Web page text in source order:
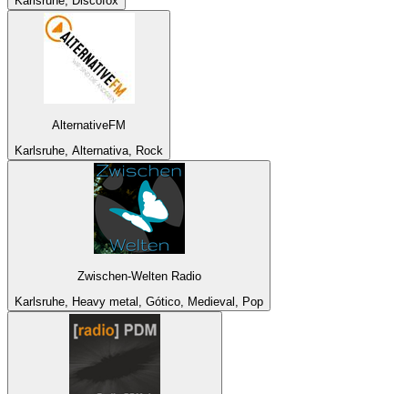
AlternativeFM
Karlsruhe, Alternativa, Rock
Zwischen-Welten Radio
Karlsruhe, Heavy metal, Gótico, Medieval, Pop